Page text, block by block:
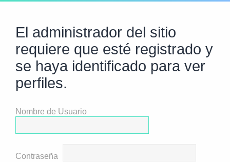
El administrador del sitio
requiere que esté registrado y
se haya identificado para ver
perfiles.
Nombre de Usuario
Contraseña